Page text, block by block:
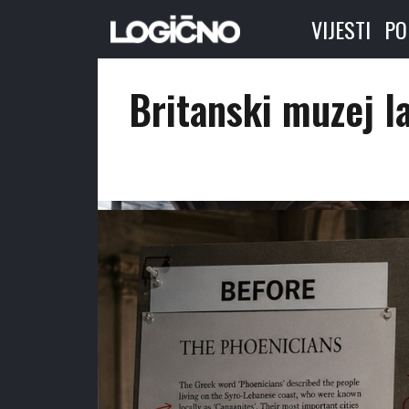
VIJESTI
Britanski muzej